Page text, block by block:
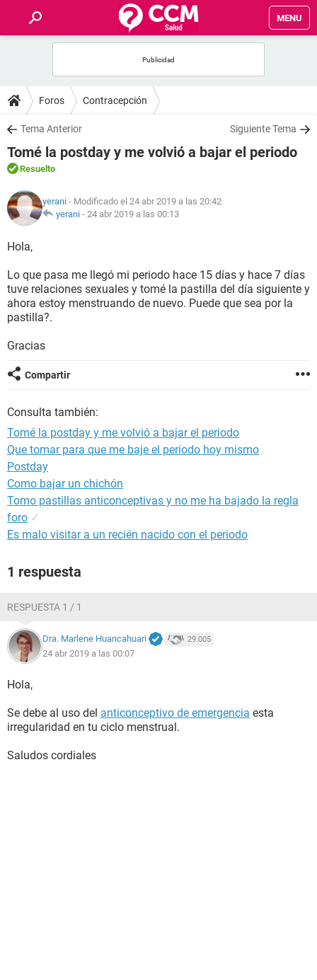
MENU
FOROS
SALUD
FAMILIA
NUTRICIÓN
SEXUALIDAD
GLOSARIO
Foros Contracepción
Tema Anterior Siguiente Tema
Tomé la postday y me volvió a bajar el periodo
Resuelto
yerani - Modificado el 24 abr 2019 a las 20:42
yerani - 24 abr 2019 a las 00:13
Hola,
Lo que pasa me llegó mi periodo hace 15 días y hace 7 días
tuve relaciones sexuales y tomé la pastilla del día siguiente y
ahora estoy menstruando de nuevo. Puede que sea por la
pastilla?.
Gracias
Compartir
Consulta también:
Tomé la postday y me volvió a bajar el periodo
Que tomar para que me baje el periodo hoy mismo
Postday
Como bajar un chichón
Tomo pastillas anticonceptivas y no me ha bajado la regla
foro ✓
Es malo visitar a un recién nacido con el periodo
1 respuesta
RESPUESTA 1 / 1
Dra. Marlene Huancahuari 29.005
24 abr 2019 a las 00:07
Hola,
Se debe al uso del anticonceptivo de emergencia esta
irregularidad en tu ciclo menstrual.
Saludos cordiales